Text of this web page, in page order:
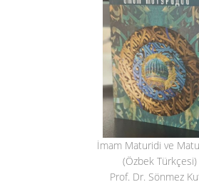
İmam Maturidi ve
(Özbek Türkçesi)
Prof. Dr. Sönmez